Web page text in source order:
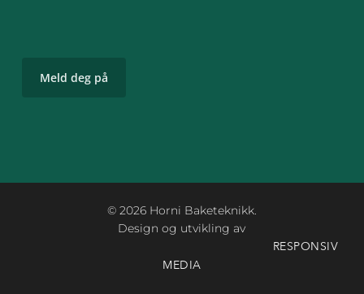
© 2026 Horni Baketeknikk.
Design og utvikling av
RESPONSIV
MEDIA